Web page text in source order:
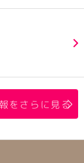
をさらに見る